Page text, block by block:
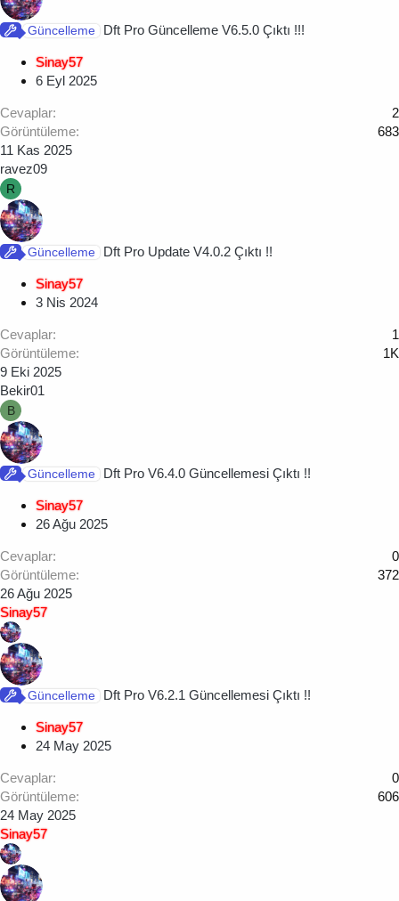
Güncelleme Dft Pro Güncelleme V6.5.0 Çıktı !!!
Sinay57
6 Eyl 2025
Cevaplar
2
Görüntüleme
683
11 Kas 2025
ravez09
R
Güncelleme Dft Pro Update V4.0.2 Çıktı !!
Sinay57
3 Nis 2024
Cevaplar
1
Görüntüleme
1K
9 Eki 2025
Bekir01
B
Güncelleme Dft Pro V6.4.0 Güncellemesi Çıktı !!
Sinay57
26 Ağu 2025
Cevaplar
0
Görüntüleme
372
26 Ağu 2025
Sinay57
Güncelleme Dft Pro V6.2.1 Güncellemesi Çıktı !!
Sinay57
24 May 2025
Cevaplar
0
Görüntüleme
606
24 May 2025
Sinay57